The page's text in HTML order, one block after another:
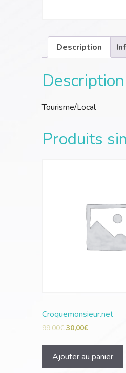
Description
Description
Tourisme/Local
Produits
Croquemonsieur.net
99,00€ 30,00€
Ajouter au panier